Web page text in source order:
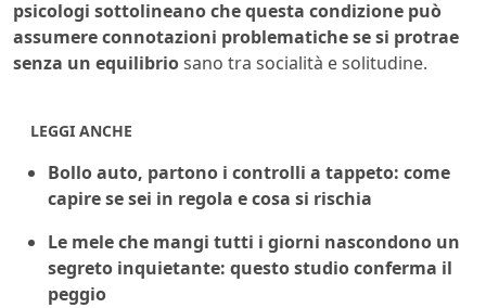
psicologi sottolineano che questa condizione può
assumere connotazioni problematiche se si protrae
senza un equilibriosano tra socialità e solitudine.
LEGGI ANCHE
Bollo auto, partono i controlli a tappeto: come
capire se sei in regola e cosa si rischia
Le mele che mangi tutti i giorni nascondono un
segreto inquietante: questo studio conferma il
peggio